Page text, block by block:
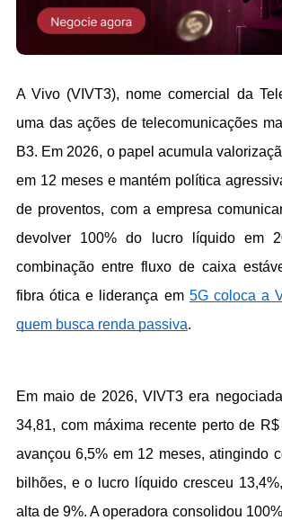
A Vivo (VIVT3), nome comercial da
uma das ações de telecomunicações
B3. Em 2026, o papel acumula
em 12 meses e mantém política
de proventos, com a empresa
devolver 100% do lucro líquido em
combinação entre fluxo de caixa
fibra ótica e liderança em 5G coloca a
quem busca renda passiva.
Em maio de 2026, VIVT3 era
34,81, com máxima recente perto de
avançou 6,5% em 12 meses, atingindo
bilhões, e o lucro líquido cresceu
alta de 9%. A operadora consolidou